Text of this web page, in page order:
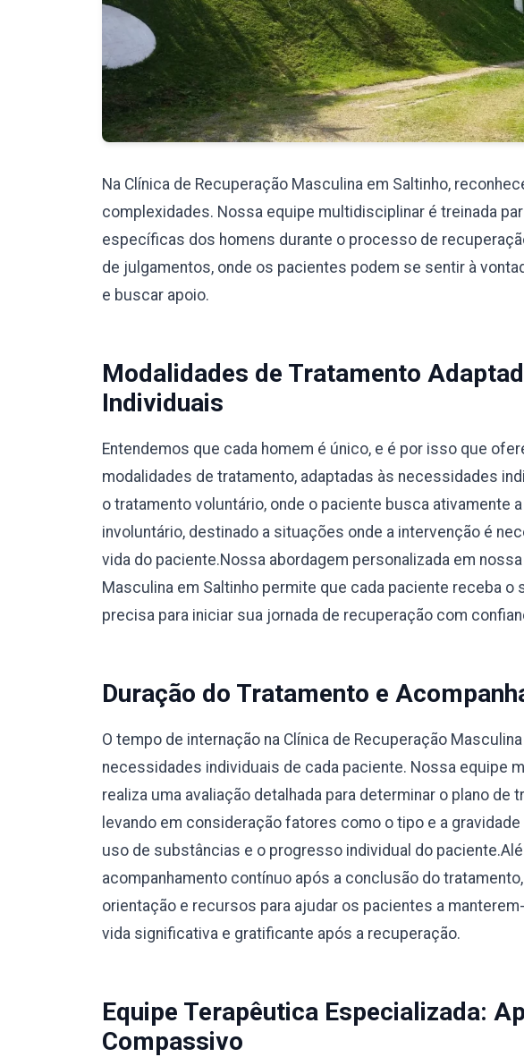
Na Clínica de Recuperação Masculina em Saltinho,
complexidades. Nossa equipe multidisciplinar é treinada
específicas dos homens durante o processo de
de julgamentos, onde os pacientes podem se sentir à
e buscar apoio.
Modalidades de Tratamento
Individuais
Entendemos que cada homem é único, e é por isso que
modalidades de tratamento, adaptadas às necessidades
o tratamento voluntário, onde o paciente busca ativamente
involuntário, destinado a situações onde a intervenção é
vida do paciente.Nossa abordagem personalizada em
Masculina em Saltinho permite que cada paciente receba
precisa para iniciar sua jornada de recuperação com
Duração do Tratamento e
O tempo de internação na Clínica de Recuperação
necessidades individuais de cada paciente. Nossa equipe
realiza uma avaliação detalhada para determinar o plano de
levando em consideração fatores como o tipo e a
uso de substâncias e o progresso individual do
acompanhamento contínuo após a conclusão do
orientação e recursos para ajudar os pacientes a
vida significativa e gratificante após a recuperação.
Equipe Terapêutica Especializada:
Compassivo